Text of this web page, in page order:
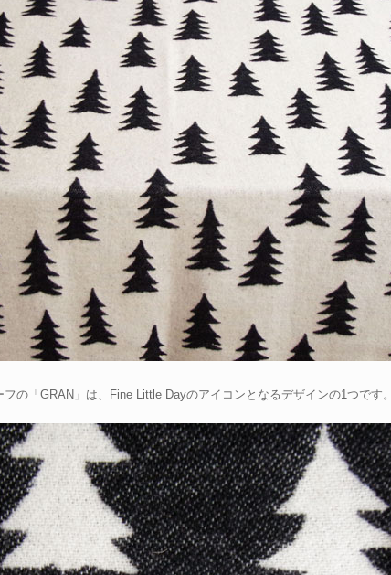
の「GRAN」は、Fine Little Dayのアイコンとなるデザインの1つです。